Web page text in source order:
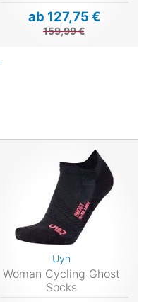
ab 127,75 €
159,99 €
Uyn
Woman Cycling Ghost
Socks